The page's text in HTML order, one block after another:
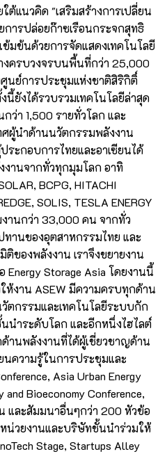
ต้แนวคิด "เสริมสร้างการเปลี่ยน
การปล่อยก๊าซเรือนกระจกสุทธิ
มข้นด้วยการจัดแสดงเทคโนโลยี
ครบวงจรบนพื้นที่กว่า 25,000
นย์การประชุมแห่งชาติสิริกิติ์
ยังได้รวบรวมเทคโนโลยีล่าสุด
า 1,500 รายทั่วโลก และ
ศผู้นำด้านนวัตกรรมพลังงาน
ระกอบการไทยและอาเซียนได้
งานจากทั่วทุกมุมโลก อาทิ
BCPG, HITACHI
SOLIS, TESLA ENERGY
านกว่า 33,000 คน จากทั่ว
านของอุตสาหกรรมไทย และ
ของพลังงาน เราจึงขยายงาน
Storage Asia โดยงานนี้
ห้งาน ASEW มีความครบทุกด้าน
ตกรรมและเทคโนโลยีระบบกัก
นำระดับโลก และอีกหนึ่งไฮไลต์
านพลังงานที่ได้ผู้เชี่ยวชาญด้าน
นความรู้ในการประชุมและ
Asia Urban Energy
and Bioeconomy Conference,
และสัมมนาอื่นๆกว่า 200 หัวข้อ
น่วยงานและบริษัทชั้นนำร่วมให้
Stage, Startups Alley